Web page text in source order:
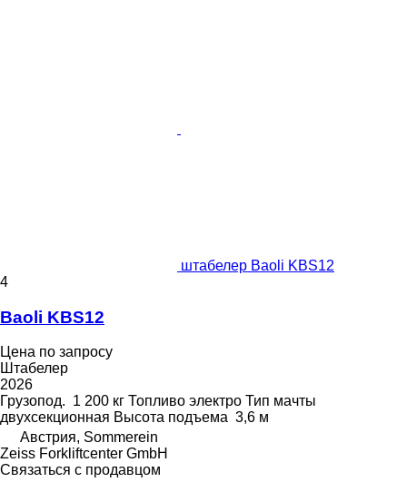
штабелер Baoli KBS12
4
Baoli KBS12
Цена по запросу
Штабелер
2026
Грузопод. 1 200 кг Топливо электро Тип мачты
двухсекционная Высота подъема 3,6 м
Австрия, Sommerein
Zeiss Forkliftcenter GmbH
Связаться с продавцом